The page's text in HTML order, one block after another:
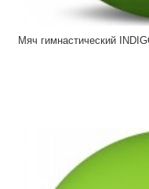
Мяч гимнастический